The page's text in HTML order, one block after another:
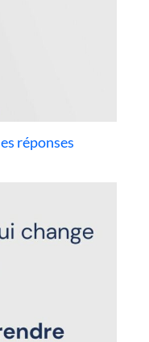
réponses